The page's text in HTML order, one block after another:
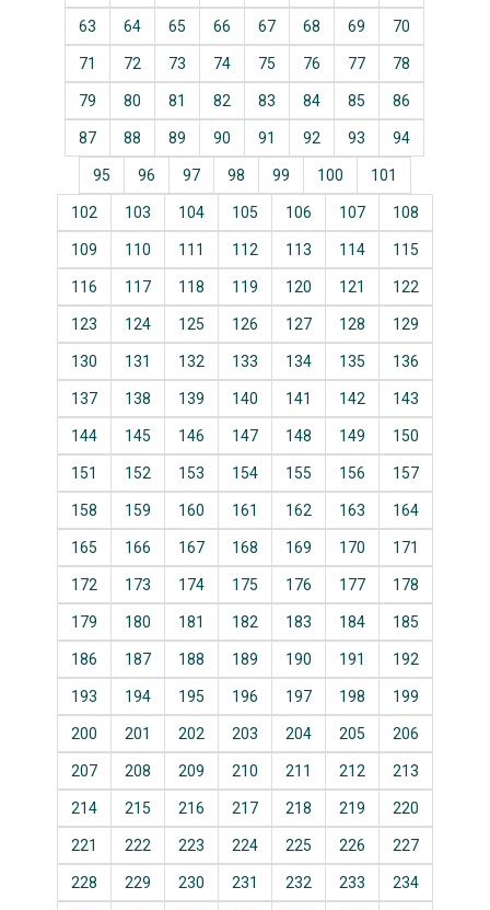
63 64 65 66 67 68 69 70
71 72 73 74 75 76 77 78
79 80 81 82 83 84 85 86
87 88 89 90 91 92 93 94
95 96 97 98 99 100 101
102 103 104 105 106 107 108
109 110 111 112 113 114 115
116 117 118 119 120 121 122
123 124 125 126 127 128 129
130 131 132 133 134 135 136
137 138 139 140 141 142 143
144 145 146 147 148 149 150
151 152 153 154 155 156 157
158 159 160 161 162 163 164
165 166 167 168 169 170 171
172 173 174 175 176 177 178
179 180 181 182 183 184 185
186 187 188 189 190 191 192
193 194 195 196 197 198 199
200 201 202 203 204 205 206
207 208 209 210 211 212 213
214 215 216 217 218 219 220
221 222 223 224 225 226 227
228 229 230 231 232 233 234